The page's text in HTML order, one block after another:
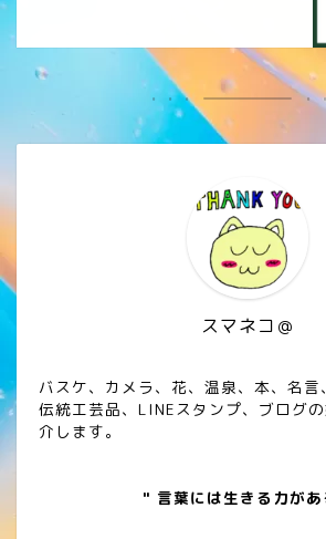
スマネコ＠
バスケ、カメラ、花、温泉、本、名言
伝統工芸品、LINEスタンプ、ブログ
介します。
" 言葉には生きる力が